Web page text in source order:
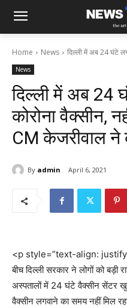
Home News दिल्ली में अब 24 घंटे
News
दिल्ली में अब 24
कोरोना वैक्सीन,
CM केजरीवाल ने
By admin April 6, 2021
<p style=”text-align:
बीच दिल्ली सरकार ने लोगों को बड़ी
अस्पतालों में 24 घंटे वैक्सीन सेंटर
वैक्सीन लगवाने का समय नहीं मिल